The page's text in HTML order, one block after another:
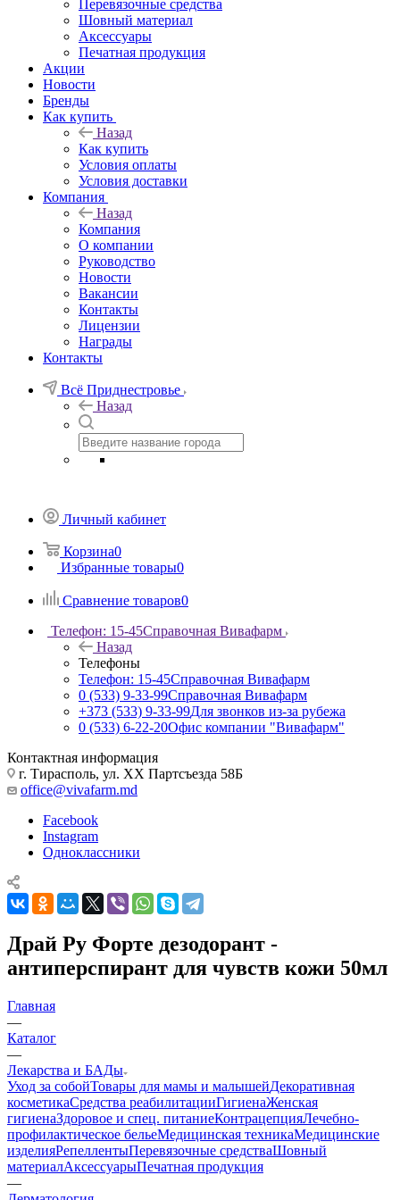
Перевязочные средства
Шовный материал
Аксессуары
Печатная продукция
Акции
Новости
Бренды
Как купить
Назад
Как купить
Условия оплаты
Условия доставки
Компания
Назад
Компания
О компании
Руководство
Новости
Вакансии
Контакты
Лицензии
Награды
Контакты
Всё Приднестровье
Назад
Личный кабинет
Корзина0
Избранные товары0
Сравнение товаров0
Телефон: 15-45Справочная Вивафарм
Назад
Телефоны
Телефон: 15-45Справочная Вивафарм
0 (533) 9-33-99Справочная Вивафарм
+373 (533) 9-33-99Для звонков из-за рубежа
0 (533) 6-22-20Офис компании "Вивафарм"
Контактная информация
г. Тирасполь, ул. ХХ Партсъезда 58Б
office@vivafarm.md
Facebook
Instagram
Одноклассники
Драй Ру Форте дезодорант -
антиперспирант для чувств кожи 50мл
Главная
—
Каталог
—
Лекарства и БАДы
Уход за собойТовары для мамы и малышейДекоративная
косметикаСредства реабилитацииГигиенаЖенская
гигиенаЗдоровое и спец. питаниеКонтрацепцияЛечебно-
профилактическое бельеМедицинская техникаМедицинские
изделияРепеллентыПеревязочные средстваШовный
материалАксессуарыПечатная продукция
—